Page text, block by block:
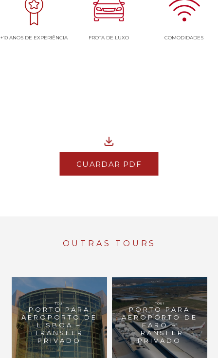
+10 ANOS DE EXPERIÊNCIA FROTA DE LUXO COMODIDADES
GUARDAR PDF
OUTRAS TOURS
Tour
PORTO PARA
AEROPORTO DE
LISBOA –
TRANSFER
PRIVADO
Tour
PORTO PARA
AEROPORTO DE
FARO –
TRANSFER
PRIVADO